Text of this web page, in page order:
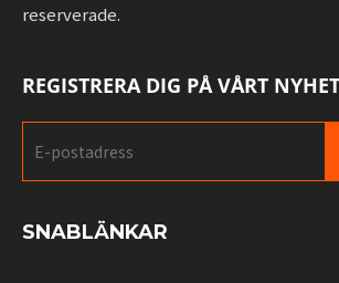
reserverade.
REGISTRERA DIG PÅ VÅRT
SNABLÄNKAR